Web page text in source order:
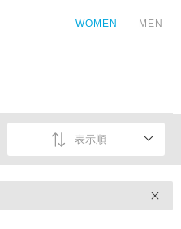
WOMEN MEN
表示順